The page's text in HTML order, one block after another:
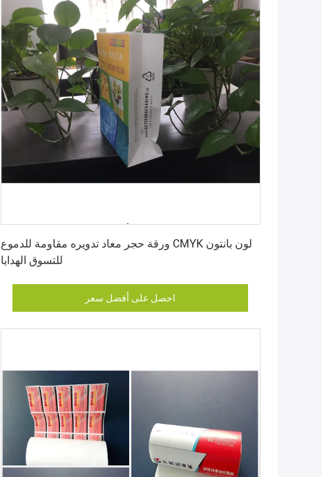
ورقة حجر معاد تدويره مقاومة للدموع CMYK لون بانتون
للتسوق الهدايا
احصل على أفضل سعر